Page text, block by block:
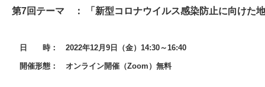
第7回テーマ ： 「新型コロナウイルス感染防止に向けた
日 時： 2022年12月9日（金）14:30～16:40
開催形態： オンライン開催（Zoom）無料